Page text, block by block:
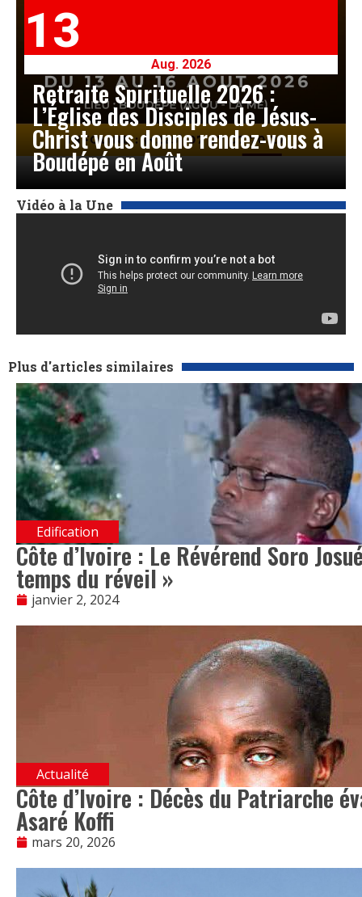
13
Aug. 2026
Retraite Spirituelle 2026 :
L’Église des Disciples de Jésus-
Christ vous donne rendez-vous à
Boudépé en Août
Vidéo à la Une
Plus d'articles similaires
Edification
Côte d’Ivoire : Le Révérend Soro
temps du réveil »
janvier 2, 2024
Actualité
Côte d’Ivoire : Décès du Patriarche
Asaré Koffi
mars 20, 2026